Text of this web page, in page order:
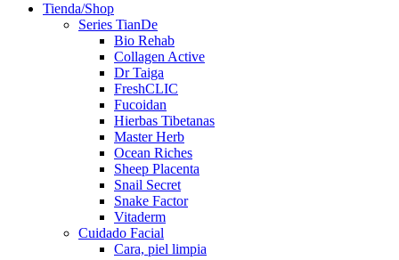
Tienda/Shop
Series TianDe
Bio Rehab
Collagen Active
Dr Taiga
FreshCLIC
Fucoidan
Hierbas Tibetanas
Master Herb
Ocean Riches
Sheep Placenta
Snail Secret
Snake Factor
Vitaderm
Cuidado Facial
Cara, piel limpia